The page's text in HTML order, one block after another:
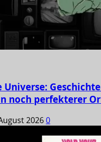
Universe:
noch perfekterer
20260